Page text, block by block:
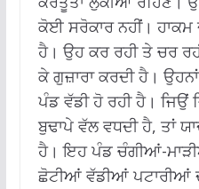
ਕੋਈ ਸਰੋਕਾਰ ਨਹੀਂ। ਹਾਕਮ
ਹੈ। ਉਹ ਕਰ ਰਹੀ ਤੇ ਚਰ
ਕੇ ਗੁਜ਼ਾਰਾ ਕਰਦੀ ਹੈ।
ਪੰਡ ਵੱਡੀ ਹੋ ਰਹੀ ਹੈ। ਜਿਉਂ
ਬੁਢਾਪੇ ਵੱਲ ਵਧਦੀ ਹੈ, ਤਾਂ
ਹੈ। ਇਹ ਪੰਡ ਚੰਗੀਆਂ-
ਛੋਟੀਆਂ ਵੱਡੀਆਂ ਪਟਾਰੀਆਂ